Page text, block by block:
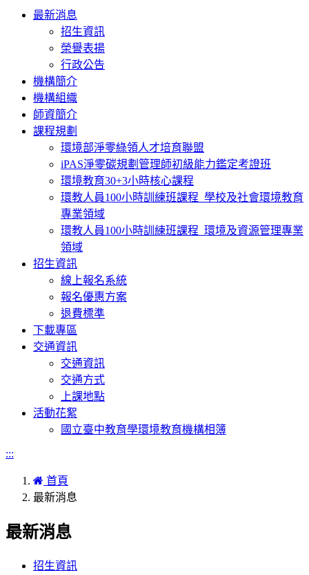
Toggle
navigation
最新消息
招生資訊
榮譽表揚
行政公告
機構簡介
機構組織
師資簡介
課程規劃
環境部淨零綠領人才培育聯盟
iPAS淨零碳規劃管理師初級能力鑑定考證班
環境教育30+3小時核心課程
環教人員100小時訓練班課程_學校及社會環境教育
專業領域
環教人員100小時訓練班課程_環境及資源管理專業
領域
招生資訊
線上報名系統
報名優惠方案
退費標準
下載專區
交通資訊
交通資訊
交通方式
上課地點
活動花絮
國立臺中教育學環境教育機構相簿
:::
首頁
最新消息
最新消息
招生資訊